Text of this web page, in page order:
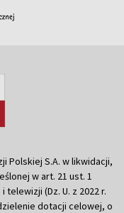
Polskiej S.A. w likwidacji,
w art. 21 ust. 1
telewizji (Dz. U. z 2022 r.
dotacji celowej, o